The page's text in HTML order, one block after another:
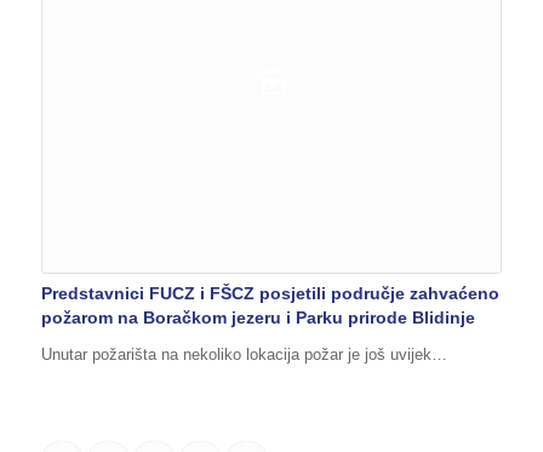
Predstavnici FUCZ i FŠCZ posjetili područje zahvaćeno
požarom na Boračkom jezeru i Parku prirode Blidinje
Unutar požarišta na nekoliko lokacija požar je još uvijek…